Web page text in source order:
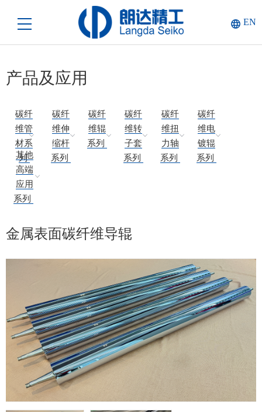
EN
产品及应用
碳纤
维管
材系
列
碳纤
维伸
缩杆
系列
碳纤
维辊
系列
碳纤
维转
子套
系列
碳纤
维扭
力轴
系列
碳纤
维电
镀辊
系列
其他
高端
应用
系列
金属表面碳纤维导辊